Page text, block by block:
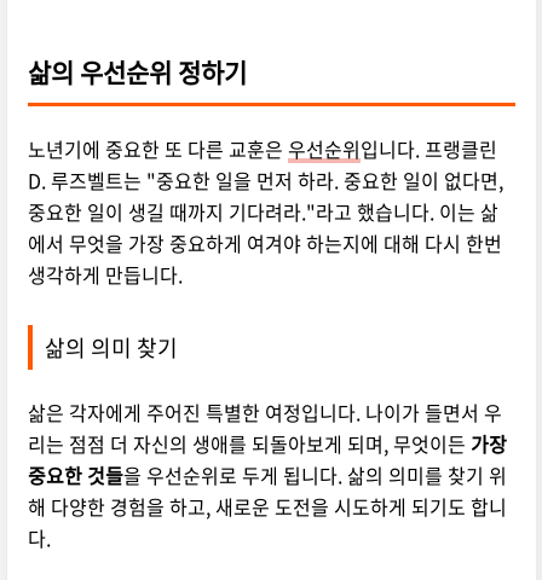
삶의 우선순위 정하기
노년기에 중요한 또 다른 교훈은 우선순위입니다. 프랭클린
D. 루즈벨트는 "중요한 일을 먼저 하라. 중요한 일이 없다면,
중요한 일이 생길 때까지 기다려라."라고 했습니다. 이는 삶
에서 무엇을 가장 중요하게 여겨야 하는지에 대해 다시 한번
생각하게 만듭니다.
삶의 의미 찾기
삶은 각자에게 주어진 특별한 여정입니다. 나이가 들면서 우
리는 점점 더 자신의 생애를 되돌아보게 되며, 무엇이든 가장
중요한 것들을 우선순위로 두게 됩니다. 삶의 의미를 찾기 위
해 다양한 경험을 하고, 새로운 도전을 시도하게 되기도 합니
다.